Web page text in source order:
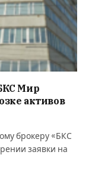
Мир
активов
брокеру «БКС
заявки на